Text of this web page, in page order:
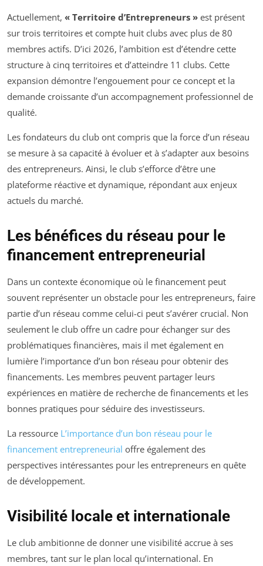
Actuellement, « Territoire d’Entrepreneurs » est présent
sur trois territoires et compte huit clubs avec plus de 80
membres actifs. D’ici 2026, l’ambition est d’étendre cette
structure à cinq territoires et d’atteindre 11 clubs. Cette
expansion démontre l’engouement pour ce concept et la
demande croissante d’un accompagnement professionnel de
qualité.
Les fondateurs du club ont compris que la force d’un réseau
se mesure à sa capacité à évoluer et à s’adapter aux besoins
des entrepreneurs. Ainsi, le club s’efforce d’être une
plateforme réactive et dynamique, répondant aux enjeux
actuels du marché.
Les bénéfices du réseau pour le
financement entrepreneurial
Dans un contexte économique où le financement peut
souvent représenter un obstacle pour les entrepreneurs, faire
partie d’un réseau comme celui-ci peut s’avérer crucial. Non
seulement le club offre un cadre pour échanger sur des
problématiques financières, mais il met également en
lumière l’importance d’un bon réseau pour obtenir des
financements. Les membres peuvent partager leurs
expériences en matière de recherche de financements et les
bonnes pratiques pour séduire des investisseurs.
La ressource L’importance d’un bon réseau pour le
financement entrepreneurial offre également des
perspectives intéressantes pour les entrepreneurs en quête
de développement.
Visibilité locale et internationale
Le club ambitionne de donner une visibilité accrue à ses
membres, tant sur le plan local qu’international. En